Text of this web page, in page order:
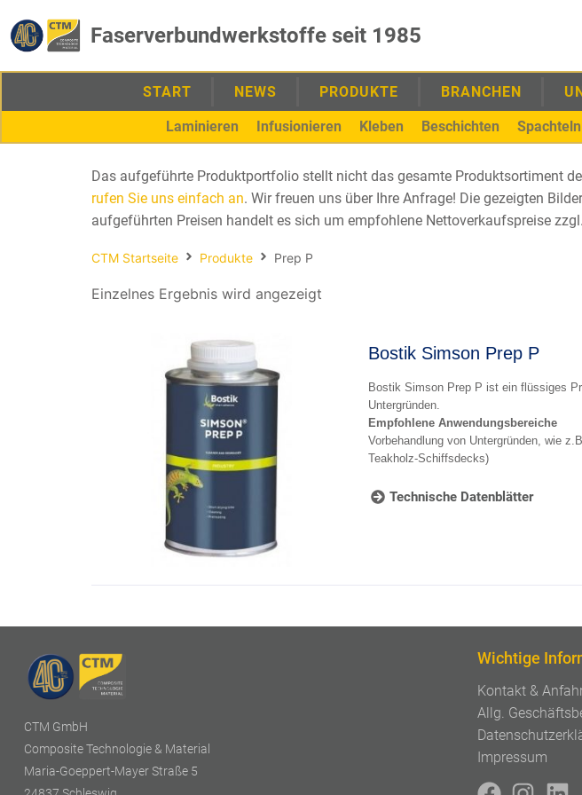
Faserverbundwerkstoffe seit 1985
START NEWS PRODUKTE BRANCHEN
Laminieren Infusionieren Kleben Beschichten Spachteln
Das aufgeführte Produktportfolio stellt nicht das gesamte Produktsortiment
rufen Sie uns einfach an. Wir freuen uns über Ihre Anfrage! Die gezeigten
aufgeführten Preisen handelt es sich um empfohlene Nettoverkaufspreise
CTM Startseite Produkte Prep P
Einzelnes Ergebnis wird angezeigt
Bostik Simson Prep P
Bostik Simson Prep P ist ein flüssiges
Untergründen.
Empfohlene Anwendungsbereiche
Vorbehandlung von Untergründen, wie
Teakholz-Schiffsdecks)
Technische Datenblätter
CTM GmbH
Composite Technologie & Material
Maria-Goeppert-Mayer Straße 5
Wichtige
Kontakt &
Allg.
Impressum